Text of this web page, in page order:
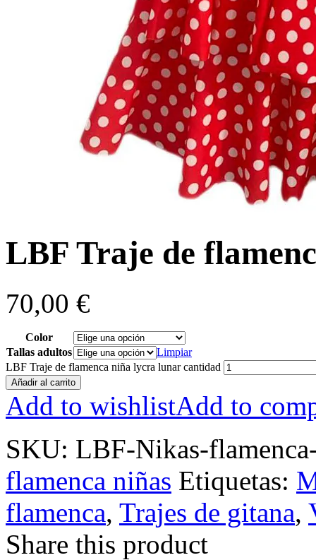
LBF Traje de
70,00 €
Color
Tallas adultos
Limpiar
LBF Traje de flamenca niña lycra lunar cantidad
Añadir al carrito
Add to wishlistAdd to
SKU: LBF-Nikas-
flamenca niñas Etiquetas:
flamenca, Trajes de gitana,
Share this product